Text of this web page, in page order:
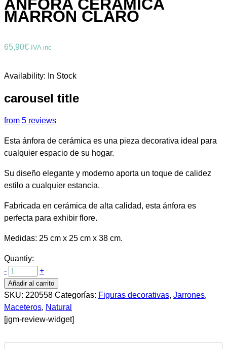
ÁNFORA CERÁMICA
MARRON CLARO
65,90€ IVA inc
Availability: In Stock
carousel title
from 5 reviews
Esta ánfora de cerámica es una pieza decorativa ideal para
cualquier espacio de su hogar.
Su diseño elegante y moderno aporta un toque de calidez
estilo a cualquier estancia.
Fabricada en cerámica de alta calidad, esta ánfora es
perfecta para exhibir flore.
Medidas: 25 cm x 25 cm x 38 cm.
Quantiy:
-
+
Añadir al carrito
SKU: 220558 Categorías: Figuras decorativas, Jarrones,
Maceteros, Natural
[jgm-review-widget]